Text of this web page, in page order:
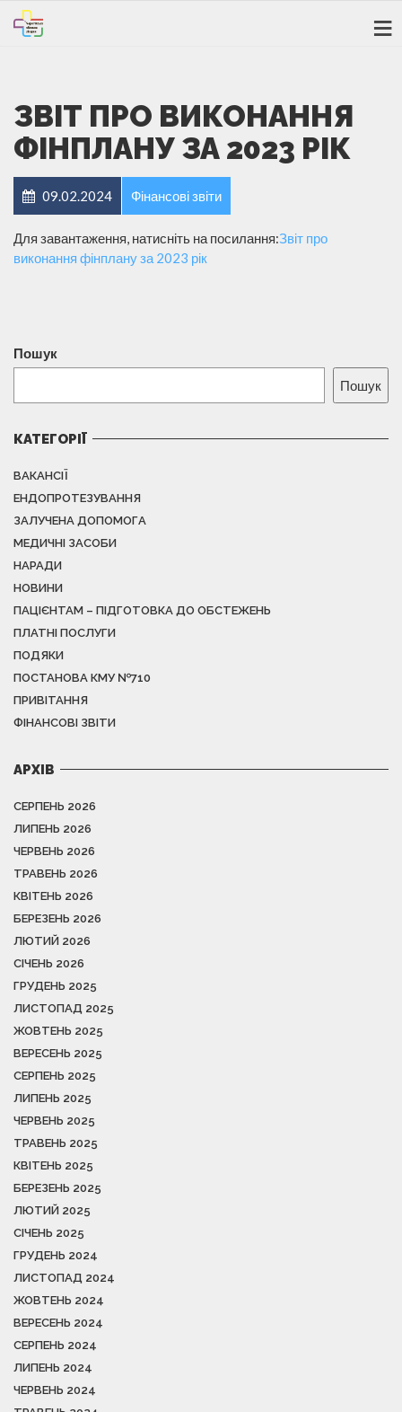
ЗВІТ ПРО ВИКОНАННЯ
ФІНПЛАНУ ЗА 2023 РІК
09.02.2024 Фінансові звіти
Для завантаження, натисніть на посилання:Звіт про
виконання фінплану за 2023 рік
Пошук
Пошук
КАТЕГОРІЇ
ВАКАНСІЇ
ЕНДОПРОТЕЗУВАННЯ
ЗАЛУЧЕНА ДОПОМОГА
МЕДИЧНІ ЗАСОБИ
НАРАДИ
НОВИНИ
ПАЦІЄНТАМ – ПІДГОТОВКА ДО ОБСТЕЖЕНЬ
ПЛАТНІ ПОСЛУГИ
ПОДЯКИ
ПОСТАНОВА КМУ №710
ПРИВІТАННЯ
ФІНАНСОВІ ЗВІТИ
АРХІВ
СЕРПЕНЬ 2026
ЛИПЕНЬ 2026
ЧЕРВЕНЬ 2026
ТРАВЕНЬ 2026
КВІТЕНЬ 2026
БЕРЕЗЕНЬ 2026
ЛЮТИЙ 2026
СІЧЕНЬ 2026
ГРУДЕНЬ 2025
ЛИСТОПАД 2025
ЖОВТЕНЬ 2025
ВЕРЕСЕНЬ 2025
СЕРПЕНЬ 2025
ЛИПЕНЬ 2025
ЧЕРВЕНЬ 2025
ТРАВЕНЬ 2025
КВІТЕНЬ 2025
БЕРЕЗЕНЬ 2025
ЛЮТИЙ 2025
СІЧЕНЬ 2025
ГРУДЕНЬ 2024
ЛИСТОПАД 2024
ЖОВТЕНЬ 2024
ВЕРЕСЕНЬ 2024
СЕРПЕНЬ 2024
ЛИПЕНЬ 2024
ЧЕРВЕНЬ 2024